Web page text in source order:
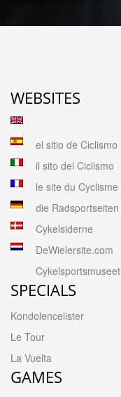
WEBSITES
el sitio de Ciclismo
il sito del Ciclismo
le site du Cyclisme
die Radsportseiten
Cykelsiderne
DeWielersite.com
Cykelsportsmuseet
SPECIALS
Kondolencelister
Le Tour
La Vuelta
GAMES